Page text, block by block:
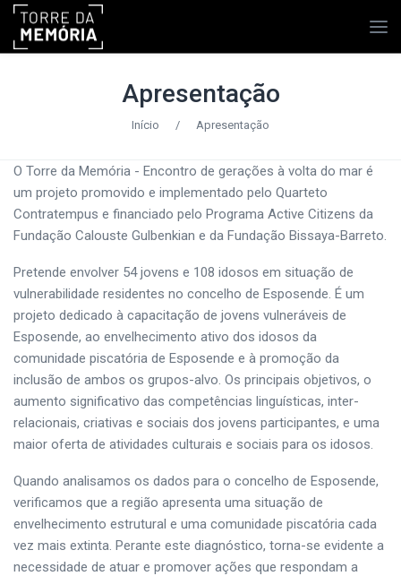
Apresentação
Início / Apresentação
O Torre da Memória - Encontro de gerações à volta do mar é
um projeto promovido e implementado pelo Quarteto
Contratempus e financiado pelo Programa Active Citizens da
Fundação Calouste Gulbenkian e da Fundação Bissaya-Barreto.
Pretende envolver 54 jovens e 108 idosos em situação de
vulnerabilidade residentes no concelho de Esposende. É um
projeto dedicado à capacitação de jovens vulneráveis de
Esposende, ao envelhecimento ativo dos idosos da
comunidade piscatória de Esposende e à promoção da
inclusão de ambos os grupos-alvo. Os principais objetivos, o
aumento significativo das competências linguísticas, inter-
relacionais, criativas e sociais dos jovens participantes, e uma
maior oferta de atividades culturais e sociais para os idosos.
Quando analisamos os dados para o concelho de Esposende,
verificamos que a região apresenta uma situação de
envelhecimento estrutural e uma comunidade piscatória cada
vez mais extinta. Perante este diagnóstico, torna-se evidente a
necessidade de atuar e promover ações que respondam a